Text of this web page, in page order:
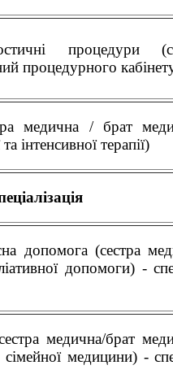
процедури
процедурного
медична / брат
інтенсивної терапії)
допомога (сестра
допомоги) -
медична/брат
сімейної медицини) -